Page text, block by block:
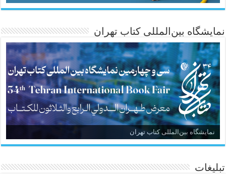
نمایشگاه بین‌المللی کتاب تهران
نمایشگاه بین‌المللی کتاب تهران
تبلیغات